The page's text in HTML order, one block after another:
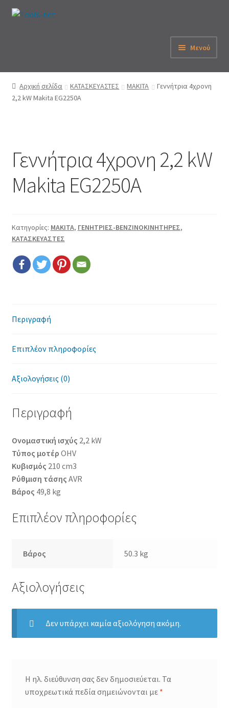
Απευθείας
Μετάβαση
Μενού
Αρχική
Εταιρεία
Λογαριασμός
Καλάθι
Επικοινωνία
Όροι χρήσης
Αρχική σελίδα ΚΑΤΑΣΚΕΥΑΣΤΕΣ MAKITA
Γεννήτρια 4χρονη
2,2 kW Makita EG2250A
Γεννήτρια 4χρονη 2,2 kW
Makita EG2250A
Κατηγορίες: MAKITA, ΓΕΝΗΤΡΙΕΣ-ΒΕΝΖΙΝΟΚΙΝΗΤΗΡΕΣ,
ΚΑΤΑΣΚΕΥΑΣΤΕΣ
Περιγραφή
Επιπλέον πληροφορίες
Αξιολογήσεις (0)
Περιγραφή
Ονομαστική ισχύς 2,2 kW
Τύπος μοτέρ OHV
Κυβισμός 210 cm3
Ρύθμιση τάσης AVR
Βάρος 49,8 kg
Επιπλέον πληροφορίες
Βάρος 50.3 kg
Αξιολογήσεις
Δεν υπάρχει καμία αξιολόγηση ακόμη.
Η ηλ. διεύθυνση σας δεν δημοσιεύεται. Τα
υποχρεωτικά πεδία σημειώνονται με *